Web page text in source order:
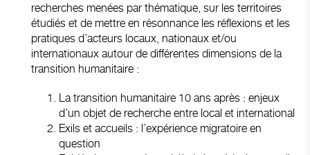
recherches menées par thématique, sur les territoires
étudiés et de mettre en résonnance les réflexions et les
pratiques d’acteurs locaux, nationaux et/ou
internationaux autour de différentes dimensions de la
transition humanitaire :
La transition humanitaire 10 ans après : enjeux
d’un objet de recherche entre local et international
Exils et accueils : l’expérience migratoire en
question